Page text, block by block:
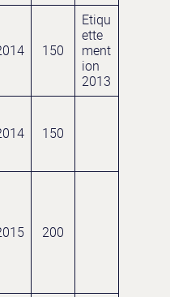
150
Etiqu
ette
ment
ion
2013
150
200